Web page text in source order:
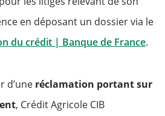
en déposant un dossier via le
du crédit | Banque de FranceWill
.
d’une réclamation portant sur
, Crédit Agricole CIB